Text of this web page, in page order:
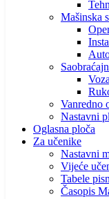
Mašinska
Vanredno
Nastavni
Oglasna ploča
Za učenike
Nastavni
Vijeće
Tabele
Časopis